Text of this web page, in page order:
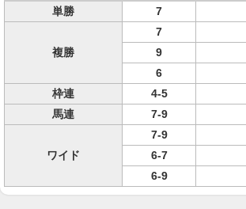
単勝 7
複勝
7
9
6
枠連
4-5
馬連
7-9
ワイド
7-9
6-7
6-9